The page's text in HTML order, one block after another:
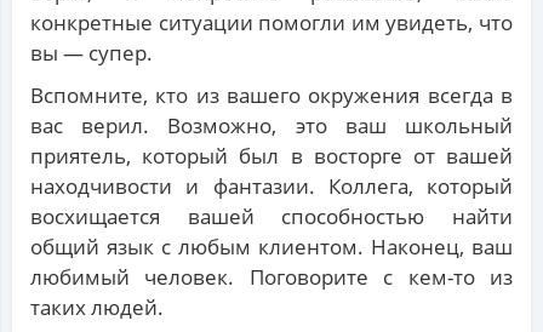
конкретные ситуации помогли им увидеть, что
вы — супер.
Вспомните, кто из вашего окружения всегда в
вас верил. Возможно, это ваш школьный
приятель, который был в восторге от вашей
находчивости и фантазии. Коллега, который
восхищается вашей способностью найти
общий язык с любым клиентом. Наконец, ваш
любимый человек. Поговорите с кем-то из
таких людей.